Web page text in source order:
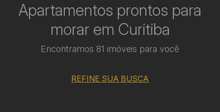
Apartamentos prontos para
morar em Curitiba
Encontramos 81 imóveis para você
REFINE SUA BUSCA